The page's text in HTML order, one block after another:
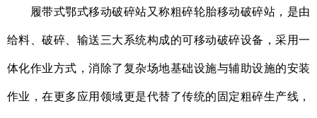
履带式鄂式移动破碎站又称粗碎轮胎移动破碎站，是由
给料、破碎、输送三大系统构成的可移动破碎设备，采用一
体化作业方式，消除了复杂场地基础设施与辅助设施的安装
作业，在更多应用领域更是代替了传统的固定粗碎生产线，